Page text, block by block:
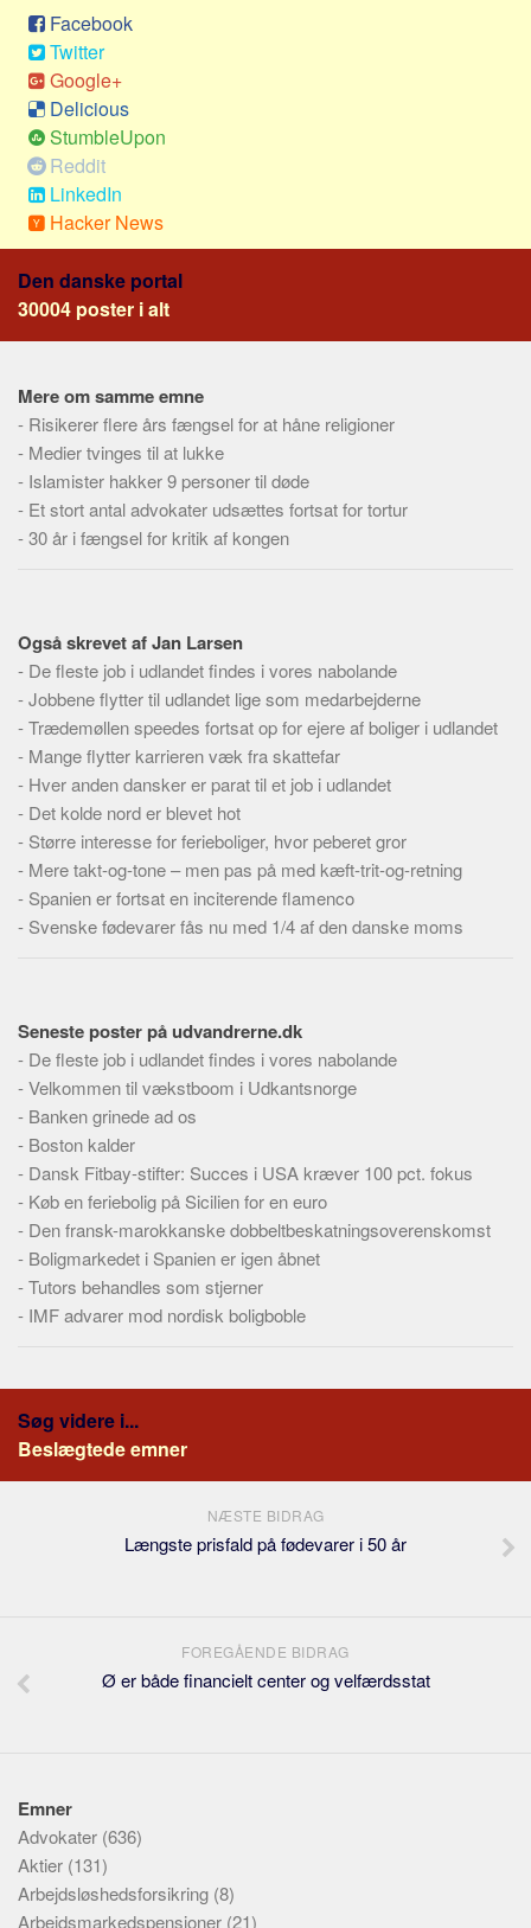
Webstedet
Forhistorien
Redigering
Tekstannoncer
Bannere
Hjælp
Facebook
Twitter
Google+
Delicious
StumbleUpon
Reddit
LinkedIn
Hacker News
Den danske portal
30004 poster i alt
Mere om samme emne
- Risikerer flere års fængsel for at håne religioner
- Medier tvinges til at lukke
- Islamister hakker 9 personer til døde
- Et stort antal advokater udsættes fortsat for tortur
-30 år i fængsel for kritik af kongen
Også skrevet af Jan Larsen
- De fleste job i udlandet findes i vores nabolande
-Jobbene flytter til udlandet lige som medarbejderne
-Trædemøllen speedes fortsat op for ejere af boliger i udlandet
- Mange flytter karrieren væk fra skattefar
- Hver anden dansker er parat til et job i udlandet
- Det kolde nord er blevet hot
- Større interesse for ferieboliger, hvor peberet gror
- Mere takt-og-tone – men pas på med kæft-trit-og-retning
- Spanien er fortsat en inciterende flamenco
- Svenske fødevarer fås nu med 1/4 af den danske moms
Seneste poster på udvandrerne.dk
- De fleste job i udlandet findes i vores nabolande
-Velkommen til vækstboom i Udkantsnorge
- Banken grinede ad os
- Boston kalder
- Dansk Fitbay-stifter: Succes i USA kræver 100 pct. fokus
- Køb en feriebolig på Sicilien for en euro
- Den fransk-marokkanske dobbeltbeskatningsoverenskomst
- Boligmarkedet i Spanien er igen åbnet
-Tutors behandles som stjerner
- IMF advarer mod nordisk boligboble
Søg videre i...
Beslægtede emner
NÆSTE BIDRAG
Længste prisfald på fødevarer i 50 år
FOREGÅENDE BIDRAG
Ø er både financielt center og velfærdsstat
Emner
Advokater (636)
Aktier (131)
Arbejdsløshedsforsikring (8)
Arbejdsmarkedspensioner (21)